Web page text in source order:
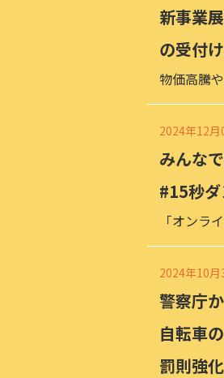
新事業
の受付
物価高騰
2024年12月
みんな
#15秒
「オンラ
2024年10月
警察庁
自転車
罰則強化